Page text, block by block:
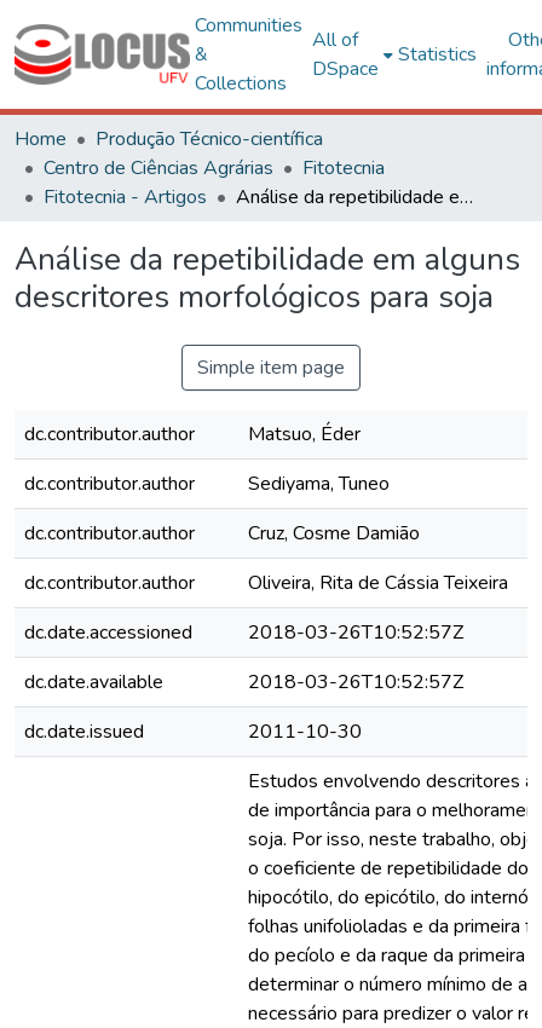
Communities
&
Collections
All of
DSpace
Statistics
Home
Produção Técnico-científica
Centro de Ciências Agrárias
Fitotecnia
Fitotecnia - Artigos
Análise da repetibilidade em alguns descritores morfológicos para soja
Análise da repetibilidade em alguns
descritores morfológicos para soja
Simple item page
dc.contributor.author
Matsuo, Éder
dc.contributor.author
Sediyama, Tuneo
dc.contributor.author
Cruz, Cosme Damião
dc.contributor.author
Oliveira, Rita de Cássia Teixeira
dc.date.accessioned
2018-03-26T10:52:57Z
dc.date.available
2018-03-26T10:52:57Z
dc.date.issued
2011-10-30
Estudos envolvendo descritores
de importância para o
soja. Por isso, neste trabalho,
o coeficiente de repetibilidade do
hipocótilo, do epicótilo, do
folhas unifolioladas e da primeira
do pecíolo e da raque da primeira
determinar o número mínimo de
necessário para predizer o valor